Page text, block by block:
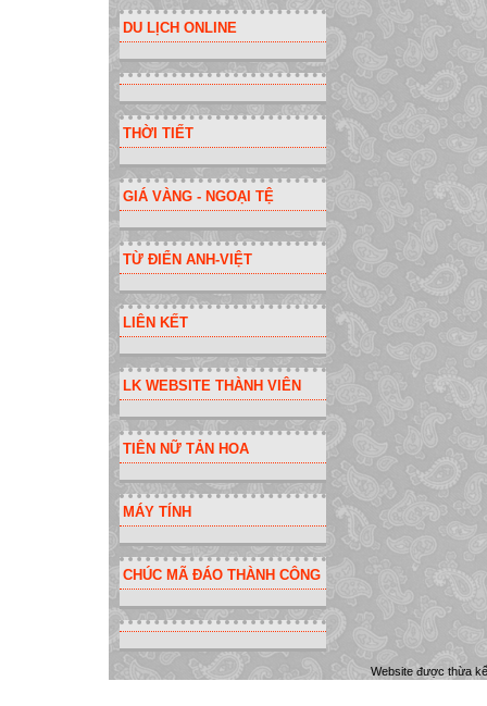
DU LỊCH ONLINE
THỜI TIẾT
GIÁ VÀNG - NGOẠI TỆ
TỪ ĐIỂN ANH-VIỆT
LIÊN KẾT
LK WEBSITE THÀNH VIÊN
TIÊN NỮ TẢN HOA
MÁY TÍNH
CHÚC MÃ ĐÁO THÀNH CÔNG
Website được thừa